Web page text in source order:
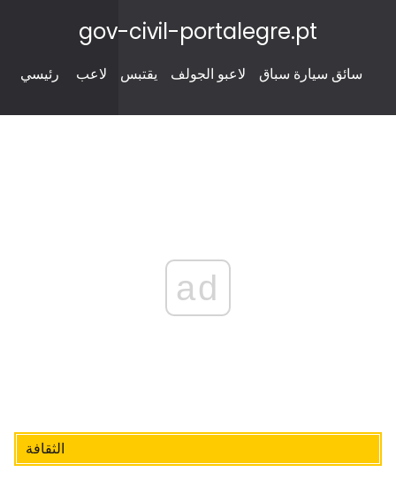
gov-civil-portalegre.pt
رئيسي لاعب يقتبس لاعبو الجولف سائق سيارة سباق
ad
الثقافة